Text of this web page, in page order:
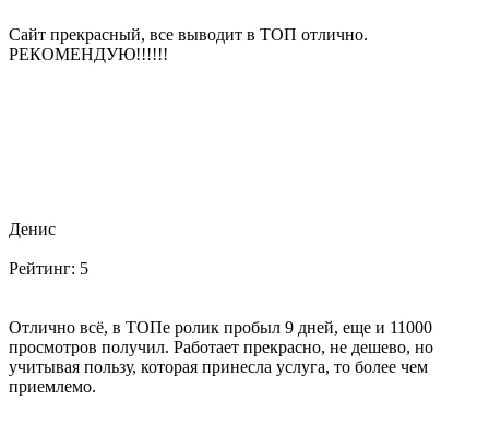
Сайт прекрасный, все выводит в ТОП отлично.
РЕКОМЕНДУЮ!!!!!!
Денис
Рейтинг: 5
Отлично всё, в ТОПе ролик пробыл 9 дней, еще и 11000
просмотров получил. Работает прекрасно, не дешево, но
учитывая пользу, которая принесла услуга, то более чем
приемлемо.